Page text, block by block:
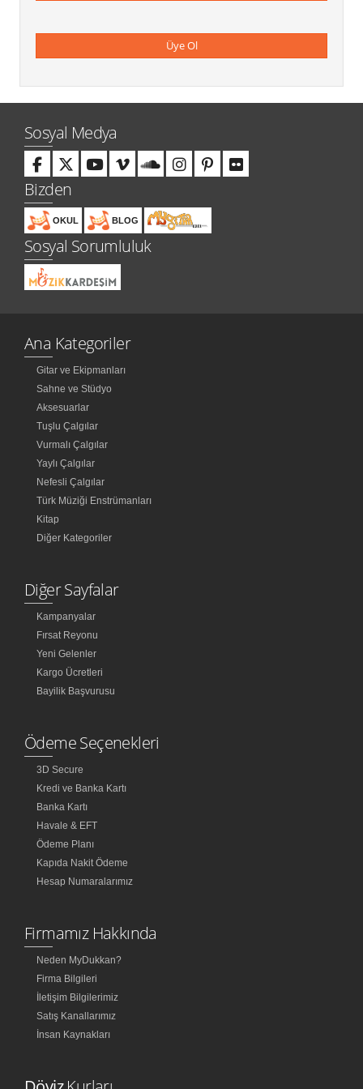
Üye Ol
Sosyal Medya
Bizden
OKUL BLOG
Sosyal Sorumluluk
Ana Kategoriler
Gitar ve Ekipmanları
Sahne ve Stüdyo
Aksesuarlar
Tuşlu Çalgılar
Vurmalı Çalgılar
Yaylı Çalgılar
Nefesli Çalgılar
Türk Müziği Enstrümanları
Kitap
Diğer Kategoriler
Diğer Sayfalar
Kampanyalar
Fırsat Reyonu
Yeni Gelenler
Kargo Ücretleri
Bayilik Başvurusu
Ödeme Seçenekleri
3D Secure
Kredi ve Banka Kartı
Banka Kartı
Havale & EFT
Ödeme Planı
Kapıda Nakit Ödeme
Hesap Numaralarımız
Firmamız Hakkında
Neden MyDukkan?
Firma Bilgileri
İletişim Bilgilerimiz
Satış Kanallarımız
İnsan Kaynakları